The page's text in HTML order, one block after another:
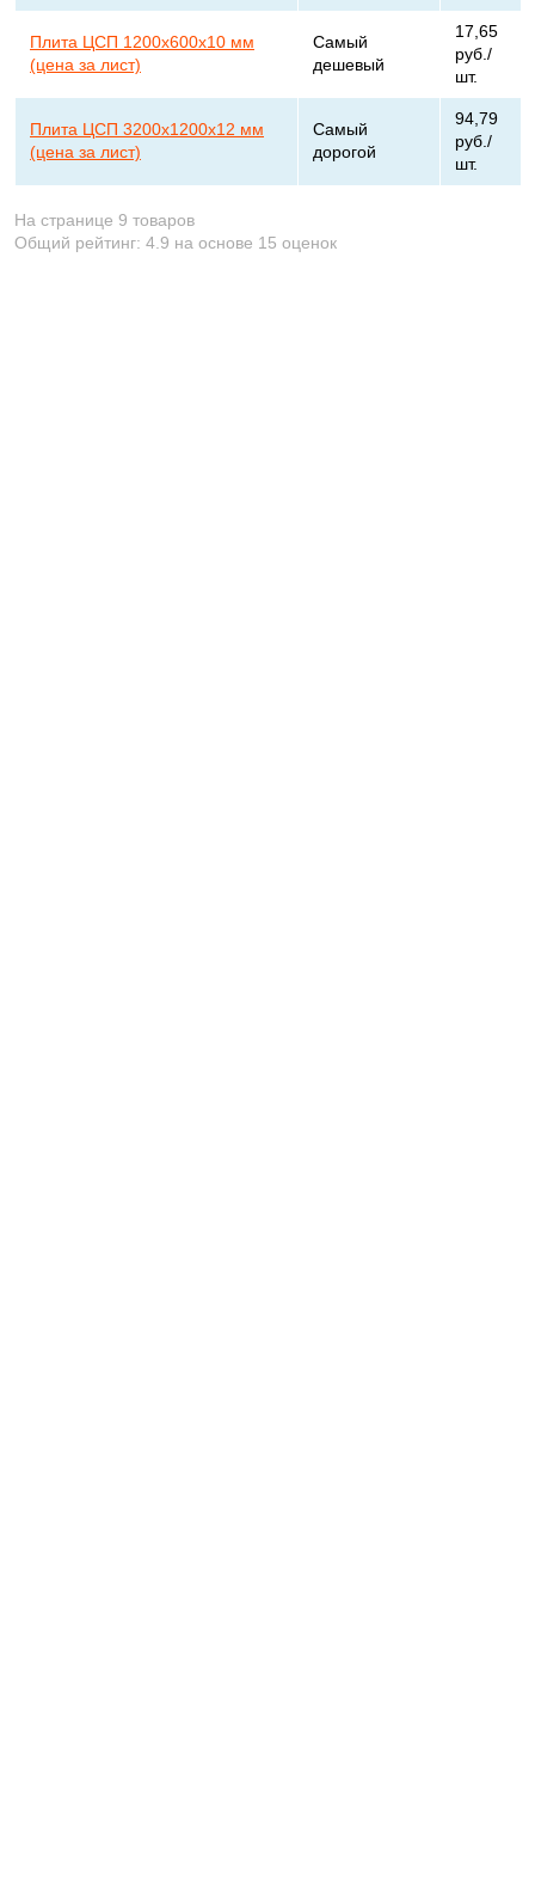
Плита ЦСП 1200х600х10 мм
(цена за лист)
Самый
дешевый
17,65
руб./
шт.
Плита ЦСП 3200х1200х12 мм
(цена за лист)
Самый
дорогой
94,79
руб./
шт.
На странице 9 товаров
Общий рейтинг: 4.9 на основе 15 оценок